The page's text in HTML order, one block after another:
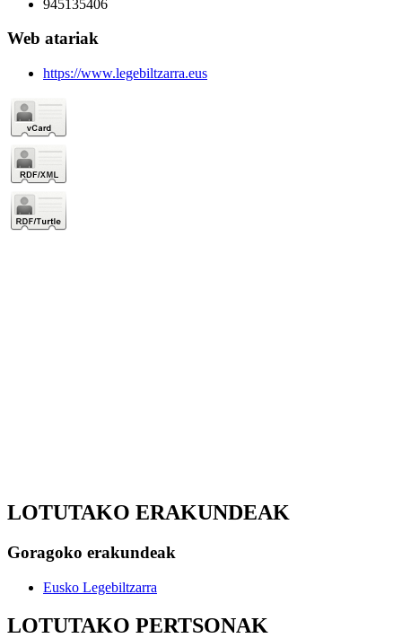
945135406
Web atariak
https://www.legebiltzarra.eus
LOTUTAKO ERAKUNDEAK
Goragoko erakundeak
Eusko Legebiltzarra
LOTUTAKO PERTSONAK